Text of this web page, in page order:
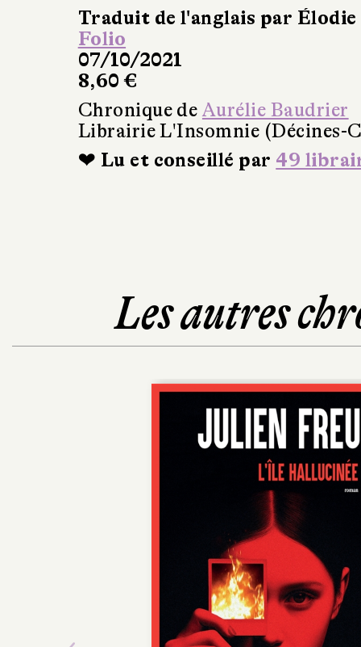
Traduit de l'anglais par
Folio
07/10/2021
8,60 €
Chronique de Aurélie Baudrier
Librairie L'Insomnie (Décines-
❤ Lu et conseillé par 49
Les autres